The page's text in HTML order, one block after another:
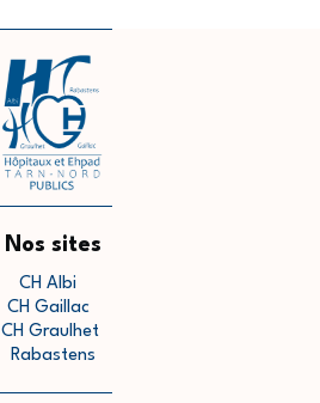
Nos sites
CH Albi
CH Gaillac
CH Graulhet
Rabastens